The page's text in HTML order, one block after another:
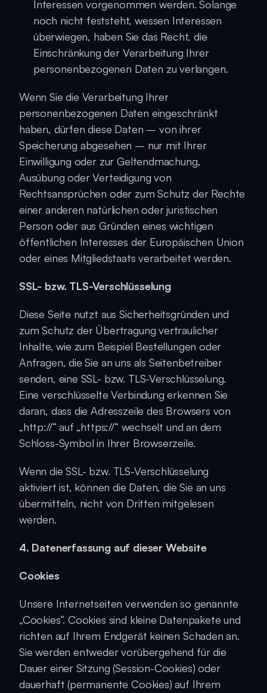
Interessen vorgenommen werden. Solange
noch nicht feststeht, wessen Interessen
überwiegen, haben Sie das Recht, die
Einschränkung der Verarbeitung Ihrer
personenbezogenen Daten zu verlangen.
Wenn Sie die Verarbeitung Ihrer
personenbezogenen Daten eingeschränkt
haben, dürfen diese Daten – von ihrer
Speicherung abgesehen – nur mit Ihrer
Einwilligung oder zur Geltendmachung,
Ausübung oder Verteidigung von
Rechtsansprüchen oder zum Schutz der Rechte
einer anderen natürlichen oder juristischen
Person oder aus Gründen eines wichtigen
öffentlichen Interesses der Europäischen Union
oder eines Mitgliedstaats verarbeitet werden.
SSL- bzw. TLS-Verschlüsselung
Diese Seite nutzt aus Sicherheitsgründen und
zum Schutz der Übertragung vertraulicher
Inhalte, wie zum Beispiel Bestellungen oder
Anfragen, die Sie an uns als Seitenbetreiber
senden, eine SSL- bzw. TLS-Verschlüsselung.
Eine verschlüsselte Verbindung erkennen Sie
daran, dass die Adresszeile des Browsers von
„http://“ auf „https://“ wechselt und an dem
Schloss-Symbol in Ihrer Browserzeile.
Wenn die SSL- bzw. TLS-Verschlüsselung
aktiviert ist, können die Daten, die Sie an uns
übermitteln, nicht von Dritten mitgelesen
werden.
4. Datenerfassung auf dieser Website
Cookies
Unsere Internetseiten verwenden so genannte
„Cookies“. Cookies sind kleine Datenpakete und
richten auf Ihrem Endgerät keinen Schaden an.
Sie werden entweder vorübergehend für die
Dauer einer Sitzung (Session-Cookies) oder
dauerhaft (permanente Cookies) auf Ihrem